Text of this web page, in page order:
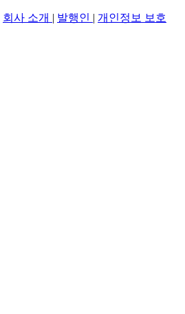
회사 소개 | 발행인 | 개인정보 보호